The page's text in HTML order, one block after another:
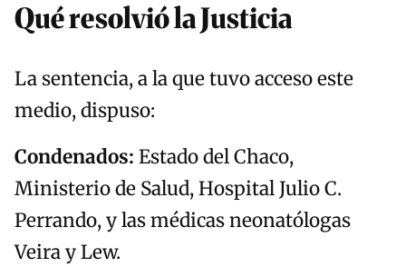
Qué resolvió la Justicia
La sentencia, a la que tuvo acceso este
medio, dispuso:
Condenados: Estado del Chaco,
Ministerio de Salud, Hospital Julio C.
Perrando, y las médicas neonatólogas
Veira y Lew.